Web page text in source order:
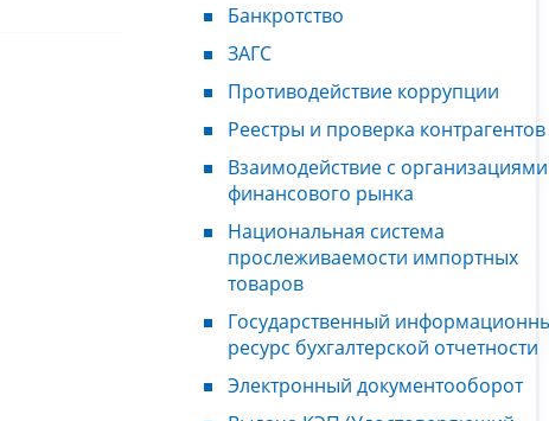
Банкротство
ЗАГС
Противодействие коррупции
Реестры и проверка контрагентов
Взаимодействие с организациями
финансового рынка
Национальная система
прослеживаемости импортных
товаров
Государственный
ресурс бухгалтерской отчетности
Электронный документооборот